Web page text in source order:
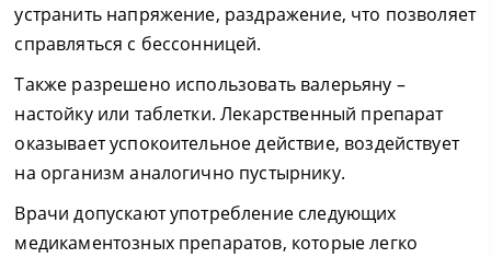
устранить напряжение, раздражение, что позволяет
справляться с бессонницей.
Также разрешено использовать валерьяну –
настойку или таблетки. Лекарственный препарат
оказывает успокоительное действие, воздействует
на организм аналогично пустырнику.
Врачи допускают употребление следующих
медикаментозных препаратов, которые легко